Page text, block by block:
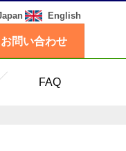
English
お問い合わせ
FAQ